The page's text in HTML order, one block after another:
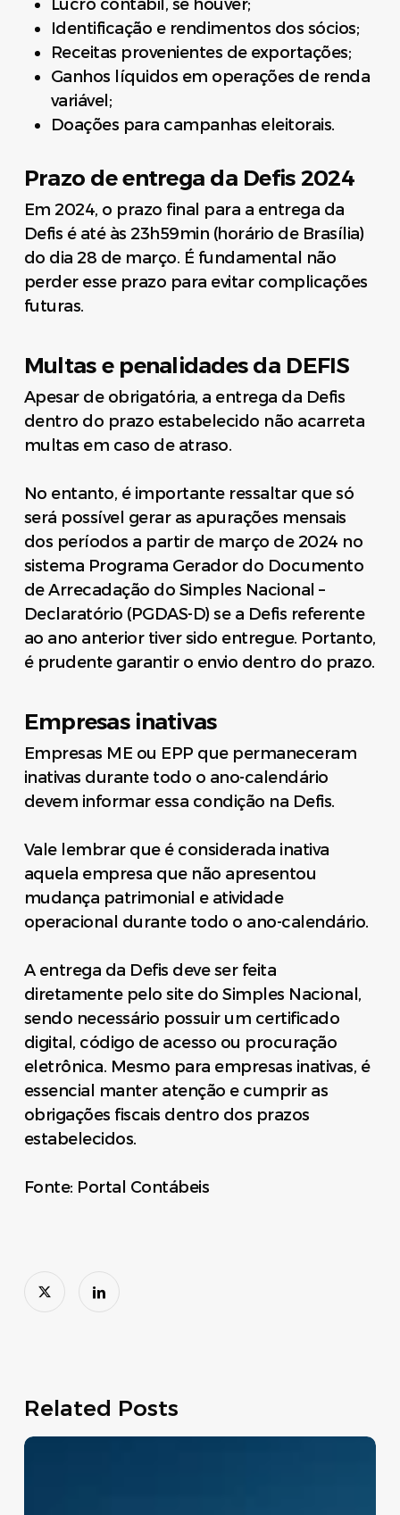
Lucro contábil, se houver;
Identificação e rendimentos dos sócios;
Receitas provenientes de exportações;
Ganhos líquidos em operações de renda
variável;
Doações para campanhas eleitorais.
Prazo de entrega da Defis 2024
Em 2024, o prazo final para a entrega da
Defis é até às 23h59min (horário de Brasília)
do dia 28 de março. É fundamental não
perder esse prazo para evitar complicações
futuras.
Multas e penalidades da DEFIS
Apesar de obrigatória, a entrega da Defis
dentro do prazo estabelecido não acarreta
multas em caso de atraso.
No entanto, é importante ressaltar que só
será possível gerar as apurações mensais
dos períodos a partir de março de 2024 no
sistema Programa Gerador do Documento
de Arrecadação do Simples Nacional –
Declaratório (PGDAS-D) se a Defis referente
ao ano anterior tiver sido entregue. Portanto,
é prudente garantir o envio dentro do prazo.
Empresas inativas
Empresas ME ou EPP que permaneceram
inativas durante todo o ano-calendário
devem informar essa condição na Defis.
Vale lembrar que é considerada inativa
aquela empresa que não apresentou
mudança patrimonial e atividade
operacional durante todo o ano-calendário.
A entrega da Defis deve ser feita
diretamente pelo site do Simples Nacional,
sendo necessário possuir um certificado
digital, código de acesso ou procuração
eletrônica. Mesmo para empresas inativas, é
essencial manter atenção e cumprir as
obrigações fiscais dentro dos prazos
estabelecidos.
Fonte: Portal Contábeis
Related Posts
Move